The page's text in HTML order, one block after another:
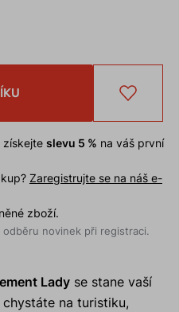
získejte slevu 5 % na váš první
Zaregistrujte se na náš e-
zboží.
odběru novinek při registraci.
Ladyse stane vaší
na turistiku,